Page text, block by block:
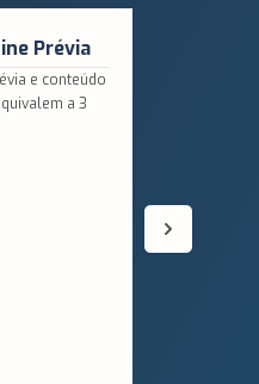
Prévia
e conteúdo
a 3